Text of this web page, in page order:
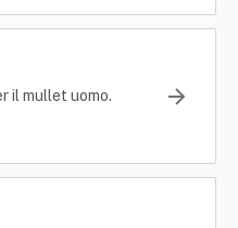
il mullet uomo.